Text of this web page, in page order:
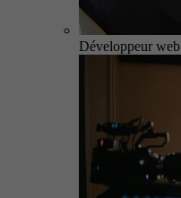
Développeur web